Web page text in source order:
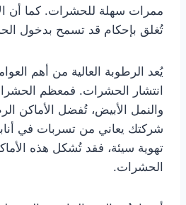
ممرات سهلة للحشرات. كما أن
تُغلق بإحكام قد تسمح بدخول
يُعد الرطوبة العالية من أهم
انتشار الحشرات. فمعظم
والنمل الأبيض، تُفضل الأماكن
شركتك يعاني من تسربات في
تهوية سيئة، فقد تُشكل هذه الأماكن
الحشرات.